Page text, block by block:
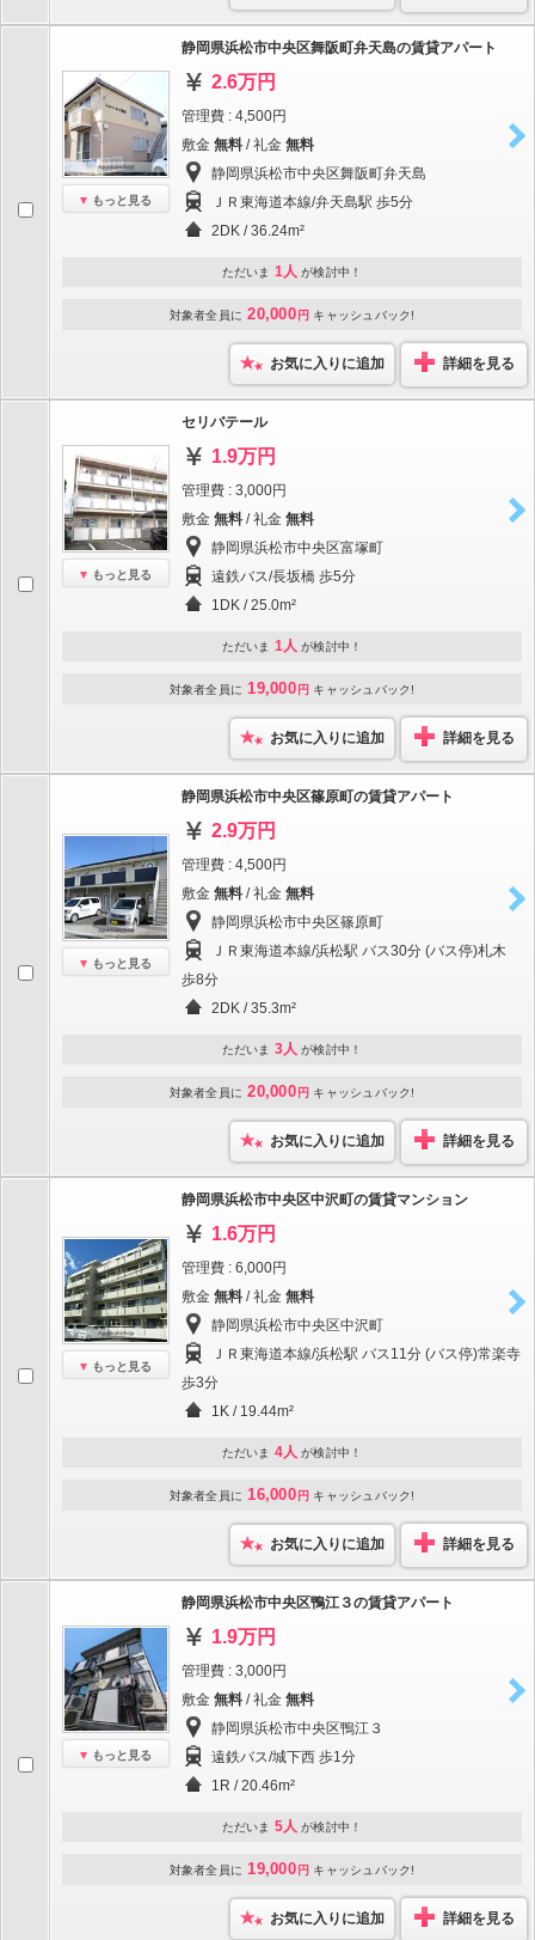
もっと見る
静岡県浜松市中央区舞阪町弁天島の賃貸アパート
2.6万円
管理費 : 4,500円
敷金 無料 / 礼金 無料
静岡県浜松市中央区舞阪町弁天島
ＪＲ東海道本線/弁天島駅 歩5分
2DK / 36.24m²
ただいま 1人 が検討中！
対象者全員に 20,000 円 キャッシュバック!
お気に入りに追加 詳細を見る
もっと見る
セリバテール
1.9万円
管理費 : 3,000円
敷金 無料 / 礼金 無料
静岡県浜松市中央区富塚町
遠鉄バス/長坂橋 歩5分
1DK / 25.0m²
ただいま 1人 が検討中！
対象者全員に 19,000 円 キャッシュバック!
お気に入りに追加 詳細を見る
もっと見る
静岡県浜松市中央区篠原町の賃貸アパート
2.9万円
管理費 : 4,500円
敷金 無料 / 礼金 無料
静岡県浜松市中央区篠原町
ＪＲ東海道本線/浜松駅 バス30分 (バス停)札木
歩8分
2DK / 35.3m²
ただいま 3人 が検討中！
対象者全員に 20,000 円 キャッシュバック!
お気に入りに追加 詳細を見る
もっと見る
静岡県浜松市中央区中沢町の賃貸マンション
1.6万円
管理費 : 6,000円
敷金 無料 / 礼金 無料
静岡県浜松市中央区中沢町
ＪＲ東海道本線/浜松駅 バス11分 (バス停)常楽寺
歩3分
1K / 19.44m²
ただいま 4人 が検討中！
対象者全員に 16,000 円 キャッシュバック!
お気に入りに追加 詳細を見る
もっと見る
静岡県浜松市中央区鴨江３の賃貸アパート
1.9万円
管理費 : 3,000円
敷金 無料 / 礼金 無料
静岡県浜松市中央区鴨江３
遠鉄バス/城下西 歩1分
1R / 20.46m²
ただいま 5人 が検討中！
対象者全員に 19,000 円 キャッシュバック!
お気に入りに追加 詳細を見る